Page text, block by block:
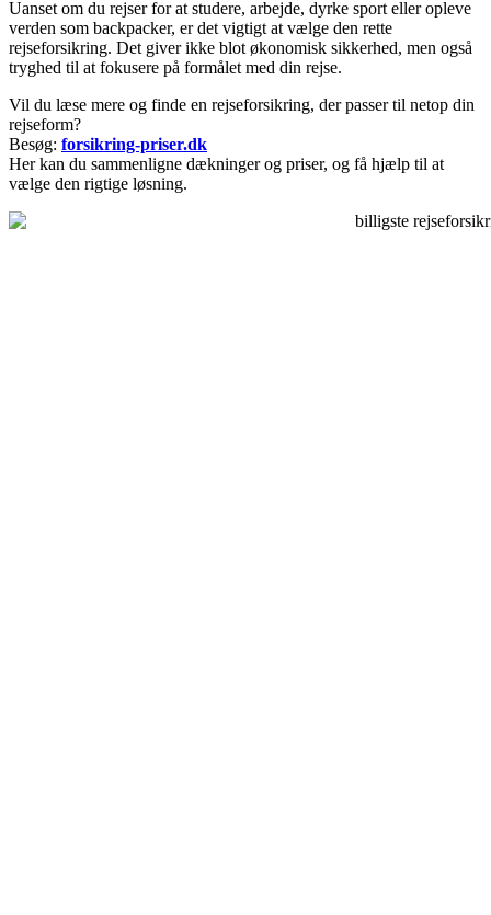
Uanset om du rejser for at studere, arbejde, dyrke sport eller opleve
verden som backpacker, er det vigtigt at vælge den rette
rejseforsikring. Det giver ikke blot økonomisk sikkerhed, men også
tryghed til at fokusere på formålet med din rejse.
Vil du læse mere og finde en rejseforsikring, der passer til netop din
rejseform?
Besøg: forsikring-priser.dk
Her kan du sammenligne dækninger og priser, og få hjælp til at
vælge den rigtige løsning.